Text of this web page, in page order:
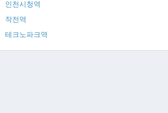
인천시청역
작전역
테크노파크역